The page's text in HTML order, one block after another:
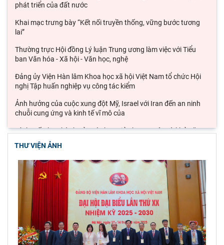
phát triển của đất nước
Khai mạc trưng bày “Kết nối truyền thống, vững bước tương
lai”
Thường trực Hội đồng Lý luận Trung ương làm việc với Tiểu
ban Văn hóa - Xã hội - Văn học, nghệ
Đảng ủy Viện Hàn lâm Khoa học xã hội Việt Nam tổ chức Hội
nghị Tập huấn nghiệp vụ công tác kiểm
Ảnh hưởng của cuộc xung đột Mỹ, Israel với Iran đến an ninh
chuỗi cung ứng và kinh tế vĩ mô của
Lý thuyết thực hành của các học giả phương Tây và khả năng
ứng dụng vào phát triển du lịch cộng
thực tế tại thành phố Hồ Chí Minh
Hội thảo khoa học quốc gia “Danh nhân văn hóa Lê Quý Đôn -
Di sản và giá trị thời đại”
THƯ VIỆN ẢNH